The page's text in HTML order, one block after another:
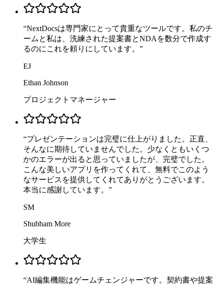
“NextDocsは専門家にとって貴重なツールです。私のチ
ームと私は、洗練された提案書とNDAを数分で作成す
るのにこれを頼りにしています。 ”
EJ
Ethan Johnson
プロジェクトマネージャー
“プレゼンテーションは完璧に仕上がりました。正直、
そんなに期待していませんでした。少なくともいくつ
かのエラーが出ると思っていましたが、完璧でした。
こんな美しいアプリを作ってくれて、無料でこのよう
なサービスを提供してくれてありがとうございます。
本当に感謝しています。 ”
SM
Shubham More
大学生
“AI編集機能はゲームチェンジャーです。契約書や提案